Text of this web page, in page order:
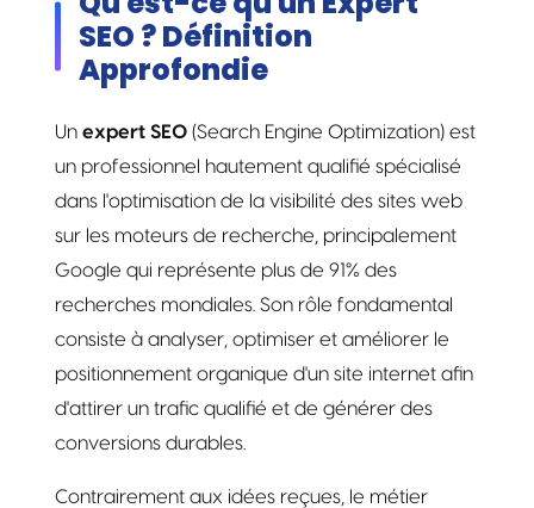
SEO ? Définition
Approfondie
Un expert SEO (Search Engine Optimization) est
un professionnel hautement qualifié spécialisé
dans l'optimisation de la visibilité des sites web
sur les moteurs de recherche, principalement
Google qui représente plus de 91% des
recherches mondiales. Son rôle fondamental
consiste à analyser, optimiser et améliorer le
positionnement organique d'un site internet afin
d'attirer un trafic qualifié et de générer des
conversions durables.
Contrairement aux idées reçues, le métier